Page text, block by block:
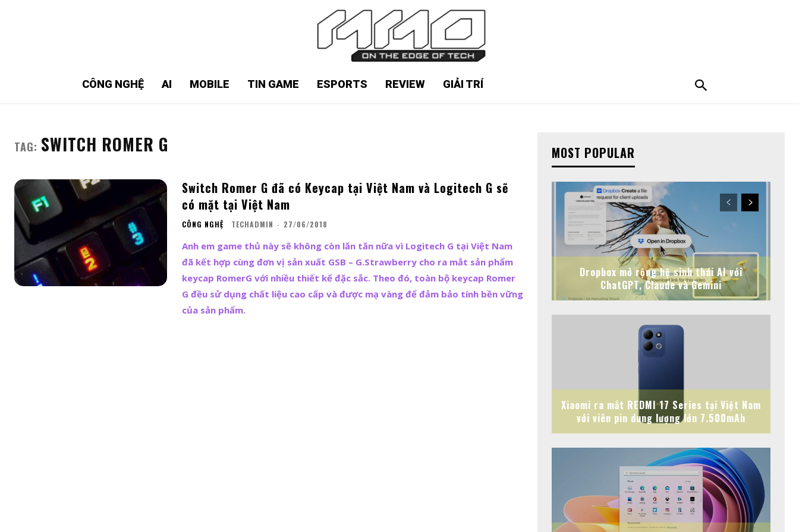
CÔNG NGHỆ AI MOBILE TIN GAME ESPORTS REVIEW GIẢI TRÍ
TAG: SWITCH ROMER G
Switch Romer G đã có Keycap tại Việt Nam và Logitech G sẽ
có mặt tại Việt Nam
CÔNG NGHỆ TECHADMIN - 27/06/2018
Anh em game thủ này sẽ không còn lăn tăn nữa vì Logitech G tại Việt Nam
đã kết hợp cùng đơn vị sản xuất GSB – G.Strawberry cho ra mắt sản phẩm
keycap RomerG với nhiều thiết kế đặc sắc. Theo đó, toàn bộ keycap Romer
G đều sử dụng chất liệu cao cấp và được mạ vàng để đảm bảo tính bền vững
của sản phẩm.
MOST POPULAR
Dropbox mở rộng hệ sinh thái AI với
ChatGPT, Claude và Gemini
Xiaomi ra mắt REDMI 17 Series tại Việt Nam
với viên pin dung lượng lớn 7.500mAh